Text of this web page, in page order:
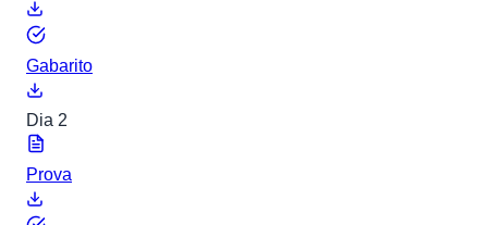
Gabarito
Dia 2
Prova